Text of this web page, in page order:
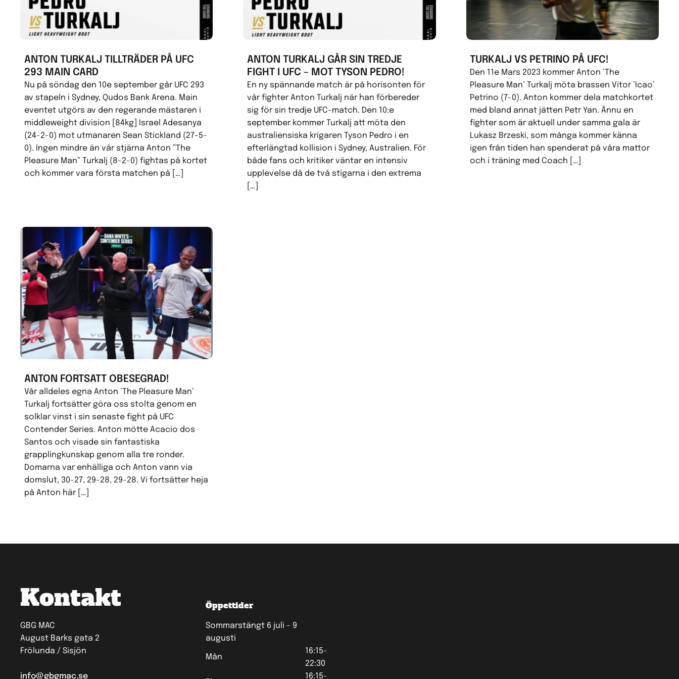
ANTON TURKALJ TILLTRÄDER PÅ UFC
293 MAIN CARD
Nu på söndag den 10e september går UFC 293
av stapeln i Sydney, Qudos Bank Arena. Main
eventet utgörs av den regerande mästaren i
middleweight division [84kg] Israel Adesanya
(24-2-0) mot utmanaren Sean Stickland (27-5-
0). Ingen mindre än vår stjärna Anton ”The
Pleasure Man” Turkalj (8-2-0) fightas på kortet
och kommer vara första matchen på […]
ANTON TURKALJ GÅR SIN TREDJE
FIGHT I UFC – MOT TYSON PEDRO!
En ny spännande match är på horisonten för
vår fighter Anton Turkalj när han förbereder
sig för sin tredje UFC-match. Den 10:e
september kommer Turkalj att möta den
australiensiska krigaren Tyson Pedro i en
efterlängtad kollision i Sydney, Australien. För
både fans och kritiker väntar en intensiv
upplevelse då de två stigarna i den extrema
[…]
TURKALJ VS PETRINO PÅ UFC!
Den 11e Mars 2023 kommer Anton ’The
Pleasure Man’ Turkalj möta brassen Vitor ’Icao’
Petrino (7-0). Anton kommer dela matchkortet
med bland annat jätten Petr Yan. Ännu en
fighter som är aktuell under samma gala är
Lukasz Brzeski, som många kommer känna
igen från tiden han spenderat på våra mattor
och i träning med Coach […]
ANTON FORTSATT OBESEGRAD!
Vår alldeles egna Anton ’The Pleasure Man’
Turkalj fortsätter göra oss stolta genom en
solklar vinst i sin senaste fight på UFC
Contender Series. Anton mötte Acacio dos
Santos och visade sin fantastiska
grapplingkunskap genom alla tre ronder.
Domarna var enhälliga och Anton vann via
domslut, 30-27, 29-28, 29-28. Vi fortsätter heja
på Anton här […]
Kontakt
GBG MAC
August Barks gata 2
Frölunda / Sisjön
info@gbgmac.se
Öppettider
Sommarstängt 6 juli - 9
augusti
Mån
16:15-
22:30
16:15-